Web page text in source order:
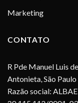
Marketing
CONTATO
R Pde Manuel Luis
Antonieta, São
Razão social: